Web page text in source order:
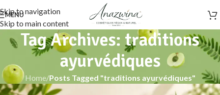
Skip to navigation
Skip to main content
MENU
Tag Archives: traditions
ayurvédiques
Home/Posts Tagged "traditions ayurvédiques"